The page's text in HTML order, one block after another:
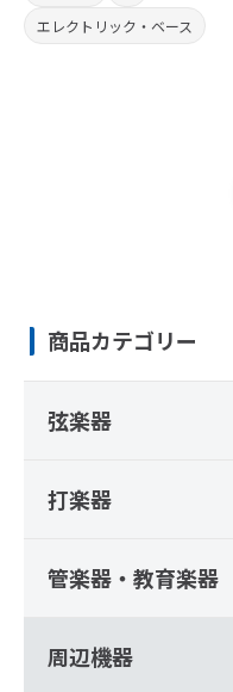
エレクトリック・ベース
商品カテゴリー
弦楽器
打楽器
管楽器・教育楽器
周辺機器